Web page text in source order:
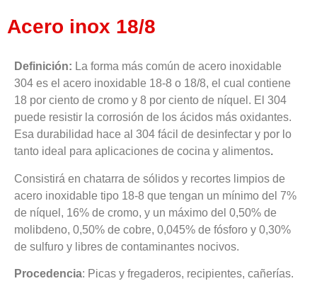
Acero inox 18/8
Definición: La forma más común de acero inoxidable
304 es el acero inoxidable 18-8 o 18/8, el cual contiene
18 por ciento de cromo y 8 por ciento de níquel. El 304
puede resistir la corrosión de los ácidos más oxidantes.
Esa durabilidad hace al 304 fácil de desinfectar y por lo
tanto ideal para aplicaciones de cocina y alimentos.
Consistirá en chatarra de sólidos y recortes limpios de
acero inoxidable tipo 18-8 que tengan un mínimo del 7%
de níquel, 16% de cromo, y un máximo del 0,50% de
molibdeno, 0,50% de cobre, 0,045% de fósforo y 0,30%
de sulfuro y libres de contaminantes nocivos.
Procedencia: Picas y fregaderos, recipientes, cañerías.